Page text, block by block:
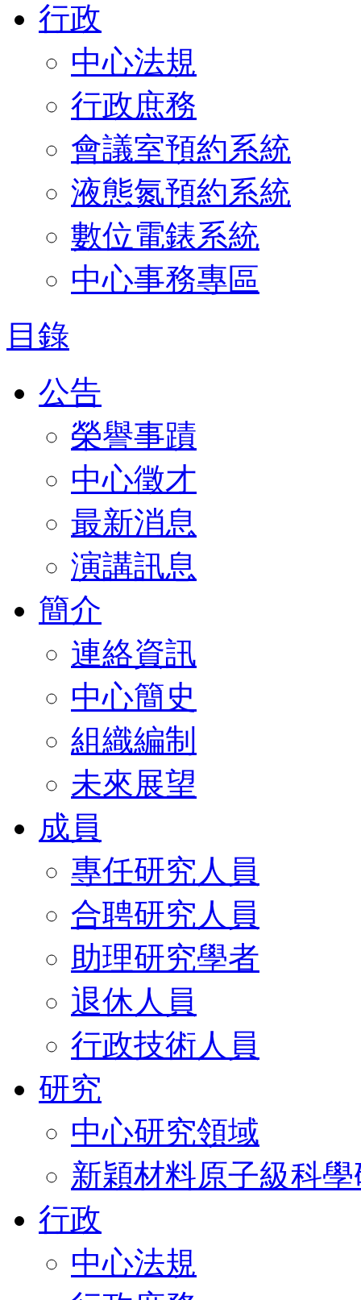
行政
中心法規
行政庶務
會議室預約系統
液態氮預約系統
數位電錶系統
中心事務專區
目錄
公告
榮譽事蹟
中心徵才
最新消息
演講訊息
簡介
連絡資訊
中心簡史
組織編制
未來展望
成員
專任研究人員
合聘研究人員
助理研究學者
退休人員
行政技術人員
研究
中心研究領域
新穎材料原子級科
行政
中心法規